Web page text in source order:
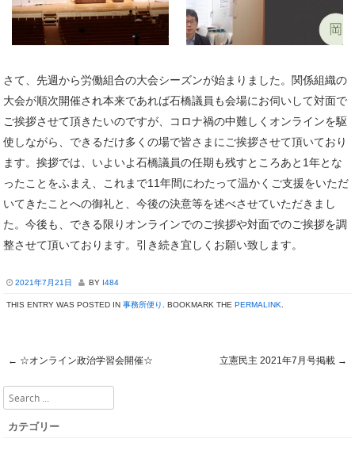
さて、先週から労働組合の大会シーズンが始まりました。関係組織の
大会が順次開催され本来であれば石橋議員も会場にお伺いして対面で
ご挨拶させて頂きたいのですが、コロナ禍の中難しくオンラインを駆
使しながら、できるだけ多くの場で皆さまにご挨拶させて頂いており
ます。挨拶では、いよいよ石橋議員の任期も残すところあと1年とな
ったことをふまえ、これまで11年間にわたって温かくご支援をいただ
いてきたことへの御礼と、今後の決意等を述べさせていただきまし
た。今後も、できる限りオンラインでのご挨拶や対面でのご挨拶を調
整させて頂いております。引き続き宜しくお願い致します。
2021年7月21日 BY I484
THIS ENTRY WAS POSTED IN 事務所便り . BOOKMARK THE PERMALINK.
Post navigation
← ☆オンライン政治学習会開催☆ 立憲民主 2021年7月号掲載 →
Search
カテゴリー